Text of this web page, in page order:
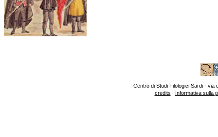
Centro di Studi Filologici Sardi - via
credits | Informativa sulla